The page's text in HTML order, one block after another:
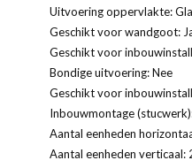
Uitvoering oppervlakte:
Geschikt voor wandgoot:
Geschikt voor
Bondige uitvoering: Nee
Geschikt voor
Inbouwmontage
Aantal eenheden
Aantal eenheden verticaal: